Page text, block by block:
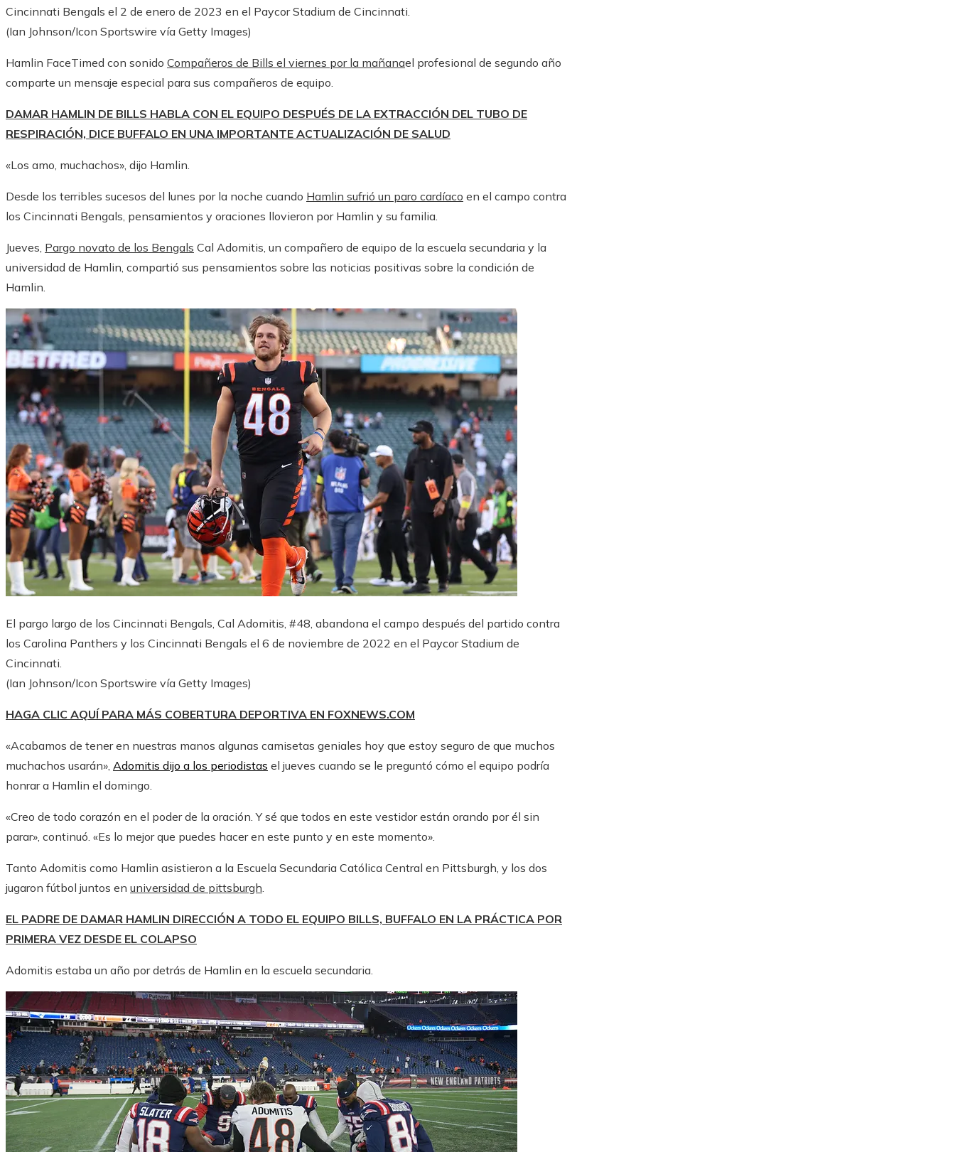
Cincinnati Bengals el 2 de enero de 2023 en el Paycor Stadium de Cincinnati.
(Ian Johnson/Icon Sportswire vía Getty Images)
Hamlin FaceTimed con sonido Compañeros de Bills el viernes por la mañanael profesional de segundo año
comparte un mensaje especial para sus compañeros de equipo.
DAMAR HAMLIN DE BILLS HABLA CON EL EQUIPO DESPUÉS DE LA EXTRACCIÓN DEL TUBO DE
RESPIRACIÓN, DICE BUFFALO EN UNA IMPORTANTE ACTUALIZACIÓN DE SALUD
«Los amo, muchachos», dijo Hamlin.
Desde los terribles sucesos del lunes por la noche cuando Hamlin sufrió un paro cardíaco en el campo contra
los Cincinnati Bengals, pensamientos y oraciones llovieron por Hamlin y su familia.
Jueves, Pargo novato de los Bengals Cal Adomitis, un compañero de equipo de la escuela secundaria y la
universidad de Hamlin, compartió sus pensamientos sobre las noticias positivas sobre la condición de
Hamlin.
El pargo largo de los Cincinnati Bengals, Cal Adomitis, #48, abandona el campo después del partido contra
los Carolina Panthers y los Cincinnati Bengals el 6 de noviembre de 2022 en el Paycor Stadium de
Cincinnati.
(Ian Johnson/Icon Sportswire vía Getty Images)
HAGA CLIC AQUÍ PARA MÁS COBERTURA DEPORTIVA EN FOXNEWS.COM
«Acabamos de tener en nuestras manos algunas camisetas geniales hoy que estoy seguro de que muchos
muchachos usarán», Adomitis dijo a los periodistas el jueves cuando se le preguntó cómo el equipo podría
honrar a Hamlin el domingo.
«Creo de todo corazón en el poder de la oración. Y sé que todos en este vestidor están orando por él sin
parar», continuó. «Es lo mejor que puedes hacer en este punto y en este momento».
Tanto Adomitis como Hamlin asistieron a la Escuela Secundaria Católica Central en Pittsburgh, y los dos
jugaron fútbol juntos en universidad de pittsburgh.
EL PADRE DE DAMAR HAMLIN DIRECCIÓN A TODO EL EQUIPO BILLS, BUFFALO EN LA PRÁCTICA POR
PRIMERA VEZ DESDE EL COLAPSO
Adomitis estaba un año por detrás de Hamlin en la escuela secundaria.